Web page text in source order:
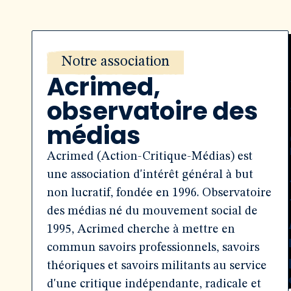
Notre association
Acrimed,
observatoire des
médias
Acrimed (Action-Critique-Médias) est
une association d'intérêt général à but
non lucratif, fondée en 1996. Observatoire
des médias né du mouvement social de
1995, Acrimed cherche à mettre en
commun savoirs professionnels, savoirs
théoriques et savoirs militants au service
d'une critique indépendante, radicale et